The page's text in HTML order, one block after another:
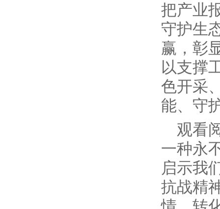
把产业
守护生
赢，彰
以支撑
色开采
能、守
观看
一种永
启示我
抗战精